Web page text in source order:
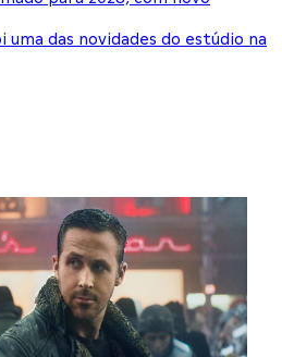
uma das novidades do estúdio na